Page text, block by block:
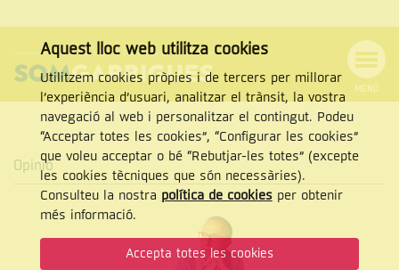
NAVEGACIÓ
MENÚ
Cercar
CERCAR
Opinió
Aquest lloc web utilitza cookies
Utilitzem cookies pròpies i de tercers per millorar
l’experiència d’usuari, analitzar el trànsit, la vostra
navegació al web i personalitzar el contingut. Podeu
“Acceptar totes les cookies”, “Configurar les cookies”
que voleu acceptar o bé “Rebutjar-les totes” (excepte
les cookies tècniques que són necessàries).
Consulteu la nostra política de cookiesper obtenir
més informació.
Accepta totes les cookies